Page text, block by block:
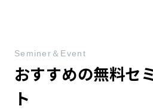
おすすめの無料セ
ト
Seminer＆Event